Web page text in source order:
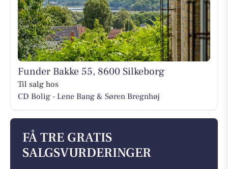
Funder Bakke 55, 8600 Silkeborg
Til salg hos
CD Bolig - Lene Bang & Søren Bregnhøj
FÅ TRE GRATIS
SALGSVURDERINGER